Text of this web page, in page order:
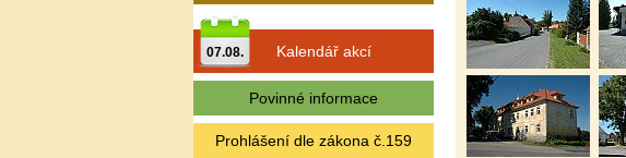
07.08. Kalendář akcí
Povinné informace
Prohlášení dle zákona č.159